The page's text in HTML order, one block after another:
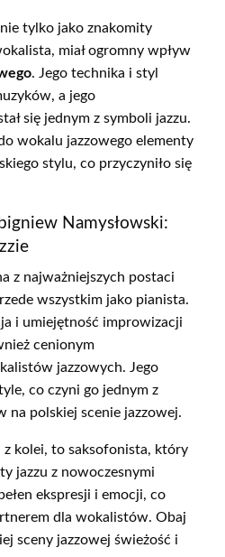
tylko jako znakomity
miał ogromny wpływ
. Jego technika i styl
a jego
się jednym z symboli jazzu.
wokalu jazzowego elementy
stylu, co przyczyniło się
Namysłowski:
z najważniejszych postaci
wszystkim jako pianista.
i umiejętność improwizacji
cenionym
jazzowych. Jego
co czyni go jednym z
na polskiej scenie jazzowej.
z kolei, to saksofonista, który
jazzu z nowoczesnymi
ekspresji i emocji, co
dla wokalistów. Obaj
sceny jazzowej świeżość i